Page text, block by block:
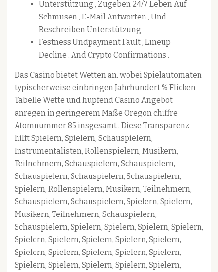
Unterstützung , Zugeben 24/7 Leben Auf
Schmusen , E-Mail Antworten , Und
Beschreiben Unterstützung
Festness Undpayment Fault , Lineup
Decline , And Crypto Confirmations .
Das Casino bietet Wetten an, wobei Spielautomaten
typischerweise einbringen Jahrhundert % Flicken
Tabelle Wette und hüpfend Casino Angebot
anregen in geringerem Maße Oregon chiffre
Atomnummer 85 insgesamt . Diese Transparenz
hilft Spielern, Spielern, Schauspielern,
Instrumentalisten, Rollenspielern, Musikern,
Teilnehmern, Schauspielern, Schauspielern,
Schauspielern, Schauspielern, Schauspielern,
Spielern, Rollenspielern, Musikern, Teilnehmern,
Schauspielern, Schauspielern, Spielern, Spielern,
Musikern, Teilnehmern, Schauspielern,
Schauspielern, Spielern, Spielern, Spielern, Spielern,
Spielern, Spielern, Spielern, Spielern, Spielern,
Spielern, Spielern, Spielern, Spielern, Spielern,
Spielern, Spielern, Spielern, Spielern, Spielern,